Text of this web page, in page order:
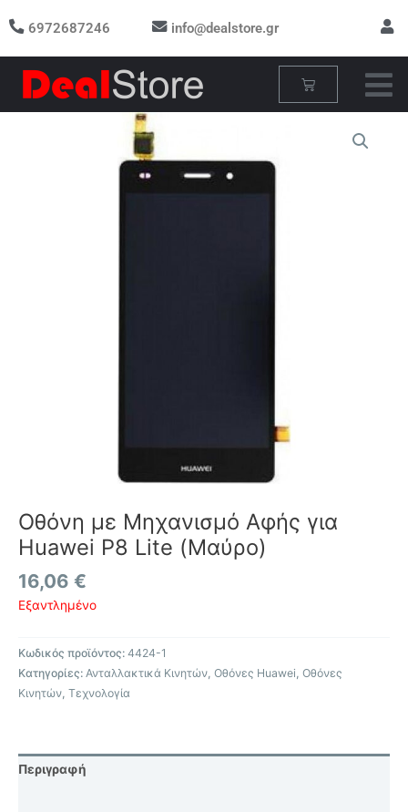
στο 6972687246 info@dealstore.gr
Cart
Οθόνη με Μηχανισμό Αφής για
Huawei P8 Lite (Μαύρο)
16,06 €
Εξαντλημένο
Κωδικός προϊόντος: 4424-1
Κατηγορίες: Ανταλλακτικά Κινητών Οθόνες Huawei Οθόνες
Κινητών Τεχνολογία
Περιγραφή